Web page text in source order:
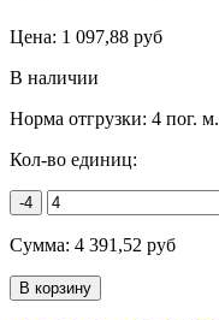
Цена: 1 097,88 руб
В наличии
Норма отгрузки: 4 пог. м.
Кол-во единиц:
-4
Сумма: 4 391,52 руб